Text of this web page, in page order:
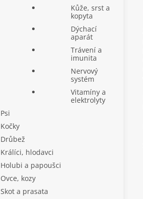
Kůže, srst a
kopyta
Dýchací
aparát
Trávení a
imunita
Nervový
systém
Vitamíny a
elektrolyty
Psi
Kočky
Drůbež
Králíci, hlodavci
Holubi a papoušci
Ovce, kozy
Skot a prasata